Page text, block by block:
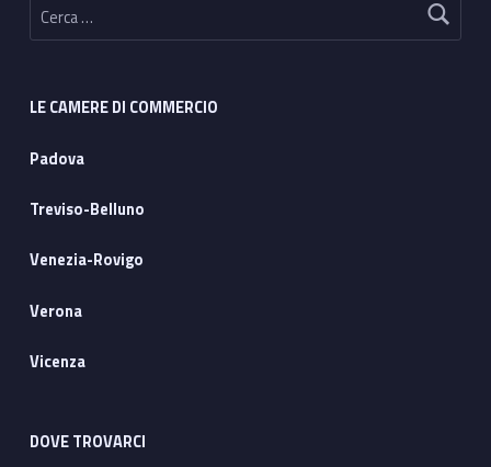
LE CAMERE DI COMMERCIO
Padova
Treviso-Belluno
Venezia-Rovigo
Verona
Vicenza
DOVE TROVARCI